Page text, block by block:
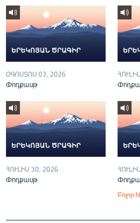
English
Русский
ՀԵՏԵՎԵՔ ՄԵԶ
«Ազատության» բոլոր կայքերը
ՕԳՈՍՏՈՍ 03, 2026
Փոդքասթ
ՀՈՒԼԻՍ 30, 2026
Փոդքասթ
Բոլոր